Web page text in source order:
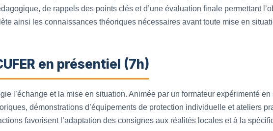
de rappels des points clés et d’une évaluation finale permettant
ainsi les connaissances théoriques nécessaires avant toute mise en
en présentiel (7h)
l’échange et la mise en situation. Animée par un formateur expérimenté en
démonstrations d’équipements de protection individuelle et ateliers
favorisent l’adaptation des consignes aux réalités locales et à la